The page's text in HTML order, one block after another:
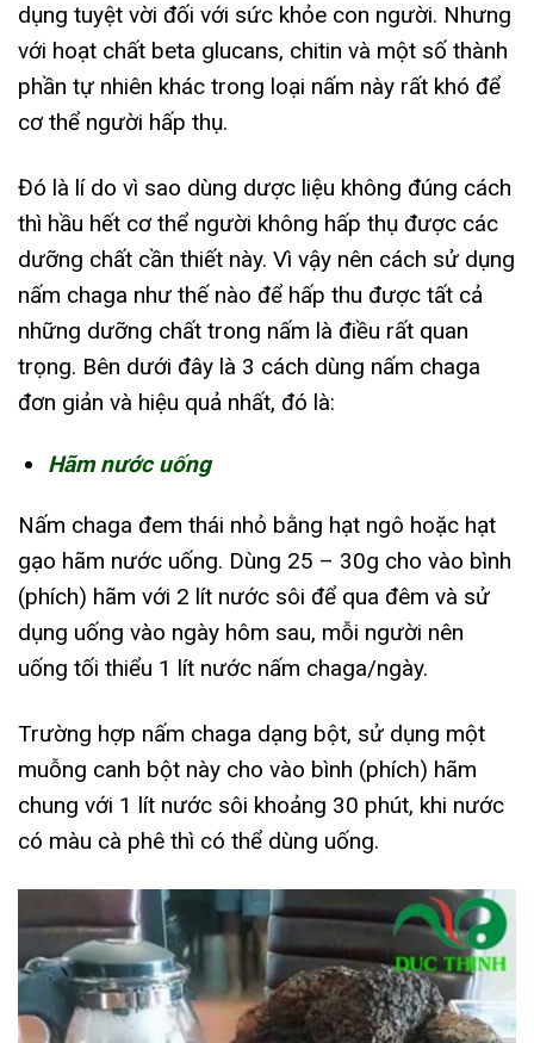
dụng tuyệt vời đối với sức khỏe con người. Nhưng
với hoạt chất beta glucans, chitin và một số thành
phần tự nhiên khác trong loại nấm này rất khó để
cơ thể người hấp thụ.
Đó là lí do vì sao dùng dược liệu không đúng cách
thì hầu hết cơ thể người không hấp thụ được các
dưỡng chất cần thiết này. Vì vậy nên cách sử dụng
nấm chaga như thế nào để hấp thu được tất cả
những dưỡng chất trong nấm là điều rất quan
trọng. Bên dưới đây là 3 cách dùng nấm chaga
đơn giản và hiệu quả nhất, đó là:
Hãm nước uống
Nấm chaga đem thái nhỏ bằng hạt ngô hoặc hạt
gạo hãm nước uống. Dùng 25 – 30g cho vào bình
(phích) hãm với 2 lít nước sôi để qua đêm và sử
dụng uống vào ngày hôm sau, mỗi người nên
uống tối thiểu 1 lít nước nấm chaga/ngày.
Trường hợp nấm chaga dạng bột, sử dụng một
muỗng canh bột này cho vào bình (phích) hãm
chung với 1 lít nước sôi khoảng 30 phút, khi nước
có màu cà phê thì có thể dùng uống.